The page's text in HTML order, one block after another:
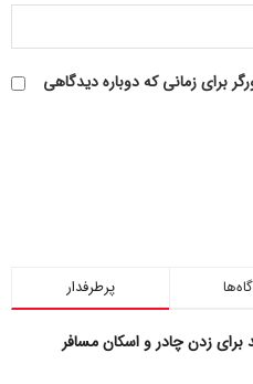
برای زمانی که دوباره دیدگاهی
پرطرفدار